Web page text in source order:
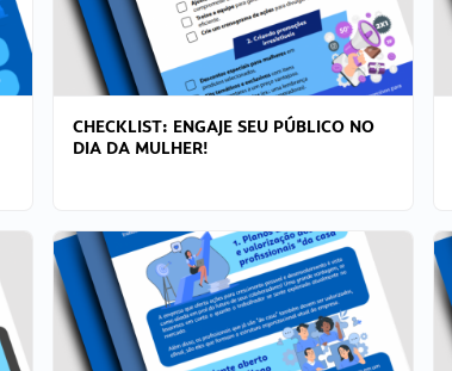
CHECKLIST: ENGAJE SEU PÚBLICO NO
DIA DA MULHER!